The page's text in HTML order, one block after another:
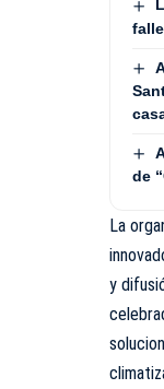
de
La
y